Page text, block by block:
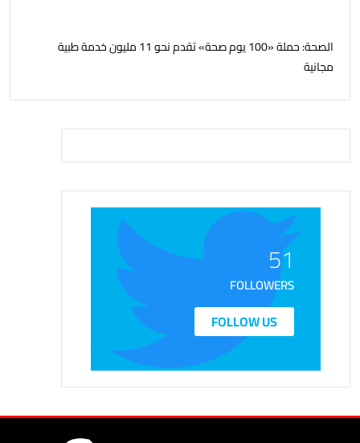
الصحة: حملة «100 يوم صحة» تقدم نحو 11 مليون خدمة طبية
مجانية
51
FOLLOWERS
FOLLOW US